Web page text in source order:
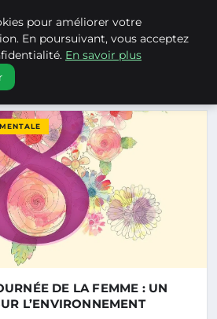
-
DE LA FEMME : UN
L’ENVIRONNEMENT
pour améliorer votre
En poursuivant, vous acceptez
En savoir plus